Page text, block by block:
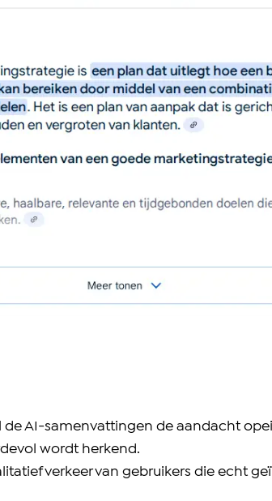
de AI-samenvattingen de aandacht
wordt herkend.
verkeer van gebruikers die echt